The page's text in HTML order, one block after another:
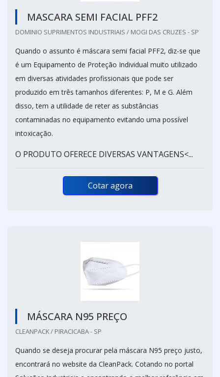
MASCARA SEMI FACIAL PFF2
DOMINIO SUPRIMENTOS INDUSTRIAIS / MOGI DAS CRUZES - SP
Quando o assunto é máscara semi facial PFF2, diz-se que
é um Equipamento de Proteção Individual muito utilizado
em diversas atividades profissionais que pode ser
produzido em três tamanhos diferentes: P, M e G. Além
disso, tem a utilidade de reter as substâncias
contaminadas no equipamento evitando uma possível
intoxicação.
O PRODUTO OFERECE DIVERSAS VANTAGENS<...
Cotar agora
MÁSCARA N95 PREÇO
CLEANPACK / PIRACICABA - SP
Quando se deseja procurar pela máscara N95 preço justo,
encontrará no website da CleanPack. Cotando no portal